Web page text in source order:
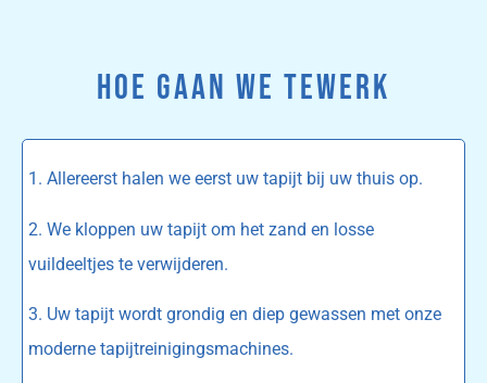
HOE GAAN WE TEWERK
1. Allereerst halen we eerst uw tapijt bij uw thuis op.
2. We kloppen uw tapijt om het zand en losse
vuildeeltjes te verwijderen.
3. Uw tapijt wordt grondig en diep gewassen met onze
moderne tapijtreinigingsmachines.